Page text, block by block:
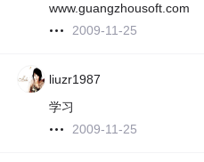
www.guangzhousoft.com
2009-11-25
liuzr1987
学习
2009-11-25